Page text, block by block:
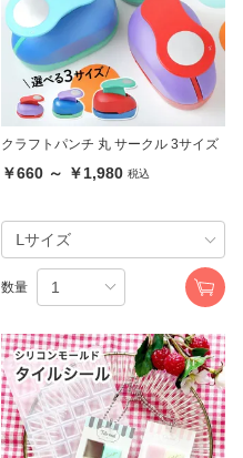
クラフトパンチ 丸 サークル 3サイズ
￥660 ～ ￥1,980 税込
数量